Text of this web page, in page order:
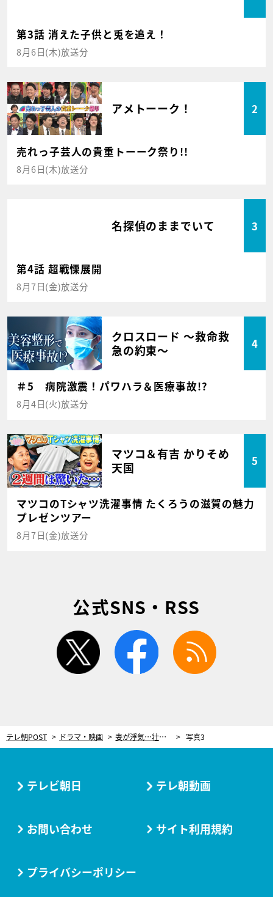
第3話 消えた子供と兎を追え！
8月6日(木)放送分
アメトーーク！ 2
売れっ子芸人の貴重トーーク祭り!!
8月6日(木)放送分
名探偵のままでいて 3
第4話 超戦慄展開
8月7日(金)放送分
クロスロード ～救命救
急の約束～
4
＃5 病院激震！パワハラ＆医療事故!?
8月4日(火)放送分
マツコ＆有吉 かりそめ
天国
5
マツコのTシャツ洗濯事情 たくろうの滋賀の魅力
プレゼンツアー
8月7日(金)放送分
公式SNS・RSS
twitter facebook
テレ朝POST ドラマ・映画 妻が浮気…壮絶な裏切りに遭った藤巻を救う“医者としてのプライド”『グレイトギフト』第5話＜ネタバレあり＞ 写真3
テレビ朝日 テレ朝動画
お問い合わせ サイト利用規約
プライバシーポリシー